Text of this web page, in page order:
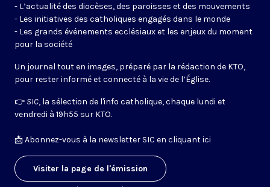
- L’actualité des diocèses, des paroisses et des mouvements
- Les initiatives des catholiques engagés dans le monde
- Les grands événements ecclésiaux et les enjeux du moment
pour la société
Un journal tout en images, préparé par la rédaction de KTO,
pour rester informé et connecté à la vie de l’Église.
👉 SIC, la sélection de l'info catholique, chaque lundi et
vendredi à 19h55 sur KTO.
📩Abonnez-vous à la newsletter SIC en cliquant ici
Visiter la page de l'émission